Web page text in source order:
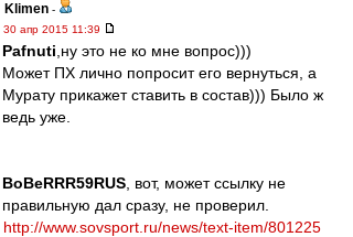
Klimen -
30 апр 2015 11:39
Pafnuti ,ну это не ко мне вопрос)))
Может ПХ лично попросит его вернуться, а
Мурату прикажет ставить в состав))) Было ж
ведь уже.
BoBeRRR59RUS , вот, может ссылку не
правильную дал сразу, не проверил.
http://www.sovsport.ru/news/text-item/801225